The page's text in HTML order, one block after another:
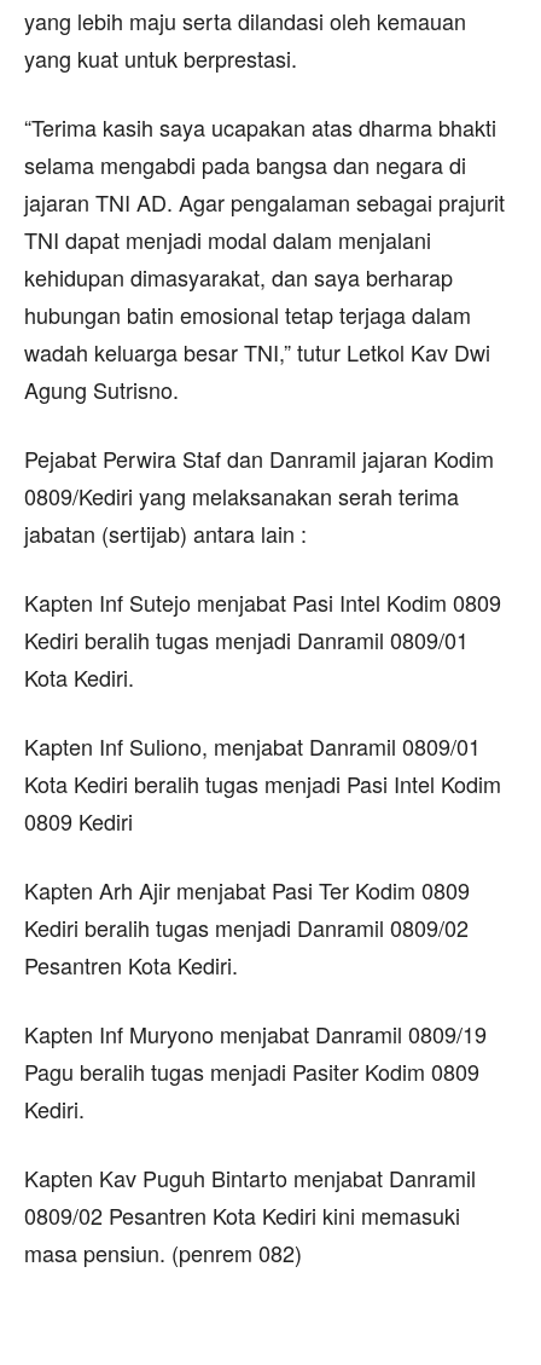
yang lebih maju serta dilandasi oleh kemauan
yang kuat untuk berprestasi.
“Terima kasih saya ucapakan atas dharma bhakti
selama mengabdi pada bangsa dan negara di
jajaran TNI AD. Agar pengalaman sebagai prajurit
TNI dapat menjadi modal dalam menjalani
kehidupan dimasyarakat, dan saya berharap
hubungan batin emosional tetap terjaga dalam
wadah keluarga besar TNI,” tutur Letkol Kav Dwi
Agung Sutrisno.
Pejabat Perwira Staf dan Danramil jajaran Kodim
0809/Kediri yang melaksanakan serah terima
jabatan (sertijab) antara lain :
Kapten Inf Sutejo menjabat Pasi Intel Kodim 0809
Kediri beralih tugas menjadi Danramil 0809/01
Kota Kediri.
Kapten Inf Suliono, menjabat Danramil 0809/01
Kota Kediri beralih tugas menjadi Pasi Intel Kodim
0809 Kediri
Kapten Arh Ajir menjabat Pasi Ter Kodim 0809
Kediri beralih tugas menjadi Danramil 0809/02
Pesantren Kota Kediri.
Kapten Inf Muryono menjabat Danramil 0809/19
Pagu beralih tugas menjadi Pasiter Kodim 0809
Kediri.
Kapten Kav Puguh Bintarto menjabat Danramil
0809/02 Pesantren Kota Kediri kini memasuki
masa pensiun. (penrem 082)